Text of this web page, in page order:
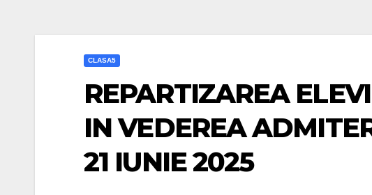
CLASA5
REPARTIZAREA
IN VEDEREA
21 IUNIE 2025